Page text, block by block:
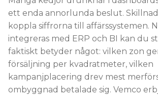
ett enda annorlunda beslut.
koppla siffrorna till affärssystemen.
integreras med ERP och BI kan du
faktiskt betyder något: vilken zon
försäljning per kvadratmeter, vilken
kampanjplacering drev mest
ombyggnad betalade sig. Vemco